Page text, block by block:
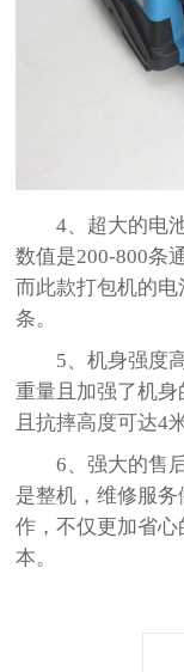
4 、超大的电
数值是200-800条
而此款打包机的电
条。
5 、机身强度
重量且加强了机
且抗摔高度可达4
6 、强大的售
是整机，维修服
作，不仅更加省
本。